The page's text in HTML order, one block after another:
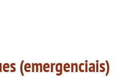
(emergenciais)